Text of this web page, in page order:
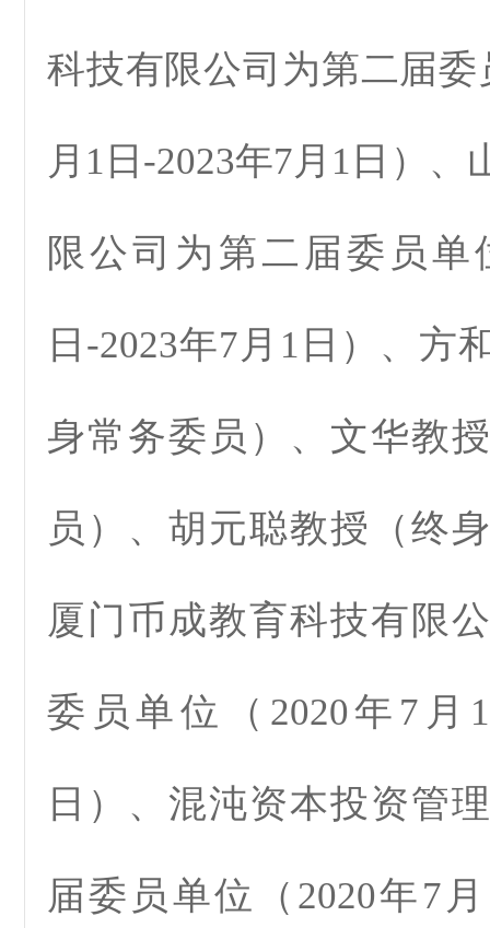
科技有限公司为第二届委
月1日-2023年7月1日）、
限公司为第二届委员单
日-2023年7月1日）、方
身常务委员）、文华教
员）、胡元聪教授（终
厦门币成教育科技有限
委员单位（2020年7月
日）、混沌资本投资管
届委员单位（2020年7